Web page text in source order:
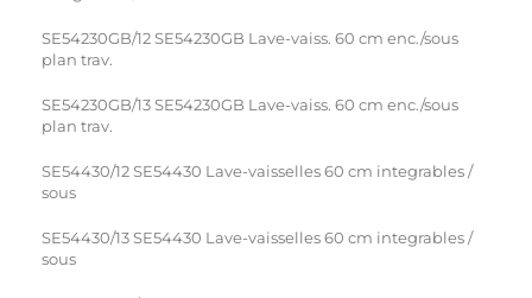
SE54230GB/12 SE54230GB Lave-vaiss. 60 cm enc./sous
plan trav.
SE54230GB/13 SE54230GB Lave-vaiss. 60 cm enc./sous
plan trav.
SE54430/12 SE54430 Lave-vaisselles 60 cm integrables /
sous
SE54430/13 SE54430 Lave-vaisselles 60 cm integrables /
sous